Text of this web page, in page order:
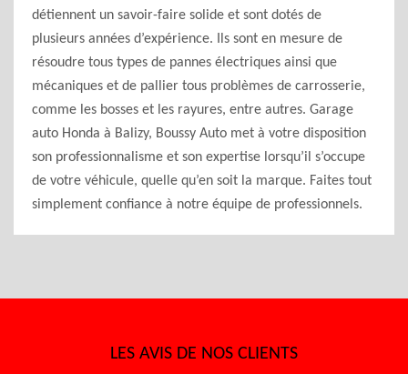
détiennent un savoir-faire solide et sont dotés de
plusieurs années d’expérience. Ils sont en mesure de
résoudre tous types de pannes électriques ainsi que
mécaniques et de pallier tous problèmes de carrosserie,
comme les bosses et les rayures, entre autres. Garage
auto Honda à Balizy, Boussy Auto met à votre disposition
son professionnalisme et son expertise lorsqu’il s’occupe
de votre véhicule, quelle qu’en soit la marque. Faites tout
simplement confiance à notre équipe de professionnels.
LES AVIS DE NOS CLIENTS